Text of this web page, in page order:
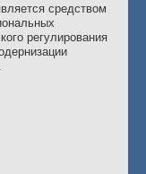
средством
регулирования